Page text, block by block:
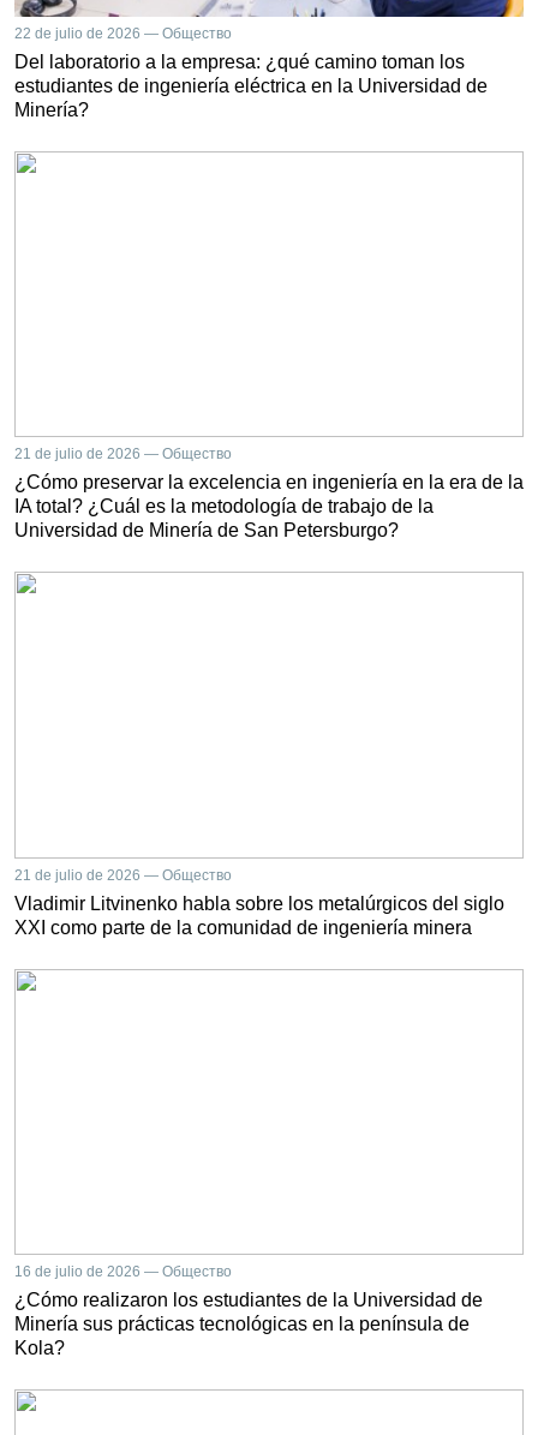
22 de julio de 2026 — Общество
Del laboratorio a la empresa: ¿qué camino toman los
estudiantes de ingeniería eléctrica en la Universidad de
Minería?
21 de julio de 2026 — Общество
¿Cómo preservar la excelencia en ingeniería en la era de la
IA total? ¿Cuál es la metodología de trabajo de la
Universidad de Minería de San Petersburgo?
21 de julio de 2026 — Общество
Vladimir Litvinenko habla sobre los metalúrgicos del siglo
XXI como parte de la comunidad de ingeniería minera
16 de julio de 2026 — Общество
¿Cómo realizaron los estudiantes de la Universidad de
Minería sus prácticas tecnológicas en la península de
Kola?